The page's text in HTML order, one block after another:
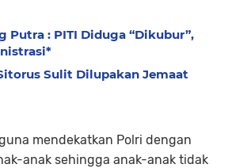
Putra : PITI Diduga “Dikubur”,
Sulit Dilupakan Jemaat
mendekatkan Polri dengan
anak sehingga anak-anak tidak